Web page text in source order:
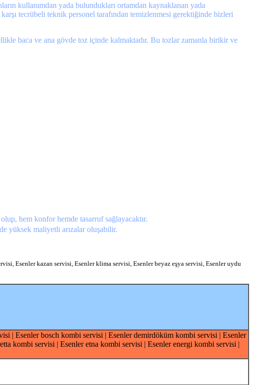
kullanımdan yada bulundukları ortamdan kaynaklanan yada
tecrübeli teknik personel tarafından temizlenmesi gerektiğinde bizleri
baca ve ana gövde toz içinde kalmaktadır. Bu tozlar zamanla birikir ve
hem konfor hemde tasarruf sağlayacaktır.
yüksek maliyetli arızalar oluşabilir.
Esenler kazan servisi, Esenler klima servisi, Esenler beyaz eşya servisi, Esenler uydu
| Esenler bosch kombi servisi | Esenler demirdöküm kombi servisi | Esenler
kombi servisi | Esenler etna kombi servisi | Esenler energi kombi servisi |